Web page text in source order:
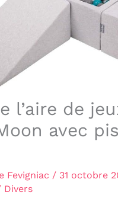
l’aire de
avec
Fevigniac / 31 octobre
Divers